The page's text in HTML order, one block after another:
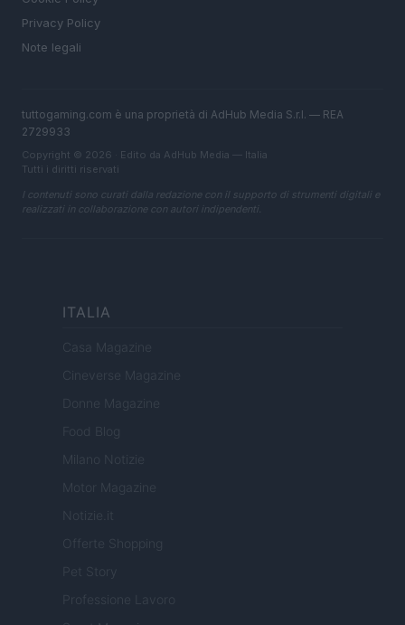
Privacy Policy
Note legali
tuttogaming.com è una proprietà di AdHub Media S.r.l. — REA
2729933
Copyright © 2026 · Edito da AdHub Media — Italia
Tutti i diritti riservati
I contenuti sono curati dalla redazione con il supporto di strumenti digitali e
realizzati in collaborazione con autori indipendenti.
ITALIA
Casa Magazine
Cineverse Magazine
Donne Magazine
Food Blog
Milano Notizie
Motor Magazine
Notizie.it
Offerte Shopping
Pet Story
Professione Lavoro